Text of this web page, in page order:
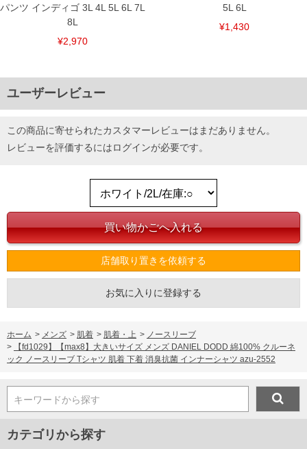
パンツ インディゴ 3L 4L 5L 6L 7L
8L
¥2,970
5L 6L
¥1,430
ユーザーレビュー
この商品に寄せられたカスタマーレビューはまだありません。
レビューを評価するにはログインが必要です。
店舗取り置きを依頼する
お気に入りに登録する
ホーム > メンズ > 肌着 > 肌着・上 > ノースリーブ
>
【fd1029】【max8】大きいサイズ メンズ DANIEL DODD 綿100% クルーネ
ック ノースリーブ Tシャツ 肌着 下着 消臭抗菌 インナーシャツ azu-2552
キーワードから探す
カテゴリから探す